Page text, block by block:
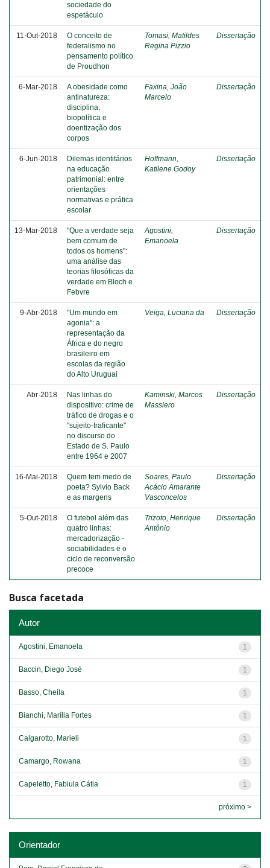
sociedade do
espetáculo
11-Out-2018
O conceito de
federalismo no
pensamento político
de Proudhon
Tomasi, Matildes
Regina Pizzio
Dissertação
6-Mar-2018
A obesidade como
antinatureza:
disciplina,
biopolítica e
doentização dos
corpos
Faxina, João
Marcelo
Dissertação
6-Jun-2018
Dilemas identitários
na educação
patrimonial: entre
orientações
normativas e prática
escolar
Hoffmann,
Katilene Godoy
Dissertação
13-Mar-2018
"Que a verdade seja
bem comum de
todos os homens":
uma análise das
teorias filosóficas da
verdade em Bloch e
Febvre
Agostini,
Emanoela
Dissertação
9-Abr-2018
"Um mundo em
agonia": a
representação da
África e do negro
brasileiro em
escolas da região
do Alto Uruguai
Veiga, Luciana da Dissertação
Abr-2018
Nas linhas do
dispositivo: crime de
tráfico de drogas e o
"sujeito-traficante"
no discurso do
Estado de S. Paulo
entre 1964 e 2007
Kaminski, Marcos
Massiero
Dissertação
16-Mai-2018
Quem tem medo de
poeta? Sylvio Back
e as margens
Soares, Paulo
Acácio Amarante
Vasconcelos
Dissertação
5-Out-2018
O futebol além das
quatro linhas:
mercadorização -
sociabilidades e o
ciclo de reconversão
precoce
Trizoto, Henrique
Antônio
Dissertação
Busca facetada
Autor
1
Agostini, Emanoela
1
Baccin, Diego José
1
Basso, Cheila
1
Bianchi, Marília Fortes
1
Calgarotto, Marieli
1
Camargo, Rowana
1
Capeletto, Fabiula Cátia
próximo >
Orientador